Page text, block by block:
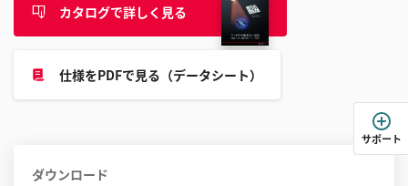
で
き
ま
カタログで詳しく見る
仕様をPDFで見る（データシート）
ダウンロード
サポート